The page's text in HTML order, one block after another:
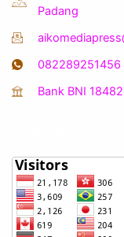
Padang
082289251456
Bank BNI